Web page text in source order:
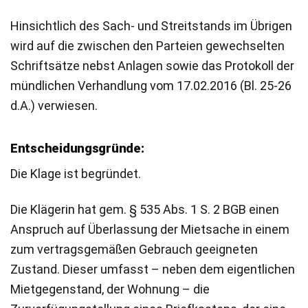
Hinsichtlich des Sach- und Streitstands im Übrigen
wird auf die zwischen den Parteien gewechselten
Schriftsätze nebst Anlagen sowie das Protokoll der
mündlichen Verhandlung vom 17.02.2016 (Bl. 25-26
d.A.) verwiesen.
Entscheidungsgründe:
Die Klage ist begründet.
Die Klägerin hat gem. § 535 Abs. 1 S. 2 BGB einen
Anspruch auf Überlassung der Mietsache in einem
zum vertragsgemäßen Gebrauch geeigneten
Zustand. Dieser umfasst – neben dem eigentlichen
Mietgegenstand, der Wohnung – die